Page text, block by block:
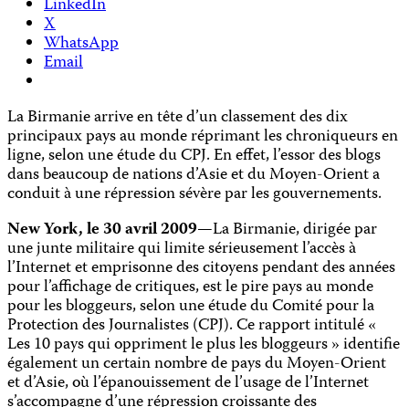
LinkedIn
X
WhatsApp
Email
La Birmanie arrive en tête d’un classement des dix
principaux pays au monde réprimant les chroniqueurs en
ligne, selon une étude du CPJ. En effet, l’essor des blogs
dans beaucoup de nations d’Asie et du Moyen-Orient a
conduit à une répression sévère par les gouvernements.
New York, le 30 avril 2009—La Birmanie, dirigée par
une junte militaire qui limite sérieusement l’accès à
l’Internet et emprisonne des citoyens pendant des années
pour l’affichage de critiques, est le pire pays au monde
pour les bloggeurs, selon une étude du Comité pour la
Protection des Journalistes (CPJ). Ce rapport intitulé «
Les 10 pays qui oppriment le plus les bloggeurs »identifie
également un certain nombre de pays du Moyen-Orient
et d’Asie, où l’épanouissement de l’usage de l’Internet